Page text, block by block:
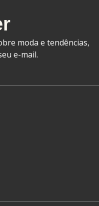
moda e tendências,
e-mail.